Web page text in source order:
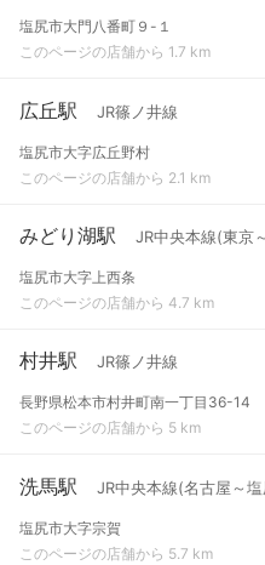
塩尻市大門八番町９-１
このページの店舗から 1.7 km
広丘駅 JR篠ノ井線
塩尻市大字広丘野村
このページの店舗から 2.1 km
みどり湖駅 JR中央本線(東京
塩尻市大字上西条
このページの店舗から 4.7 km
村井駅 JR篠ノ井線
長野県松本市村井町南一丁目36-14
このページの店舗から 5 km
洗馬駅 JR中央本線(名古屋～
塩尻市大字宗賀
このページの店舗から 5.7 km